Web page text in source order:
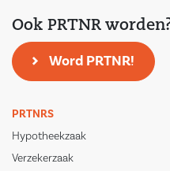
Ook PRTNR
Word PRTNR!
PRTNRS
Hypotheekzaak
Verzekerzaak